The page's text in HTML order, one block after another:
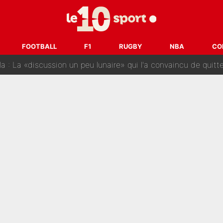
FOOTBALL F1 RUGBY NBA
: Fabrizio Romano dévoile déjà la stratégie du PSG
d’or en Arabie saoudite : Didier Deschamps a donné sa
voilà ce que l’avenir réserve à Paul Seixas : «Tant qu’il y
La «discussion un peu lunaire» qui l'a convaincu de quitter le